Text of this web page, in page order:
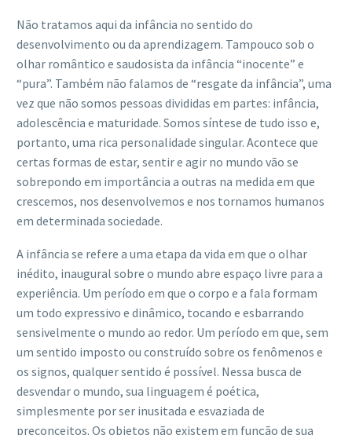
Não tratamos aqui da infância no sentido do
desenvolvimento ou da aprendizagem. Tampouco sob o
olhar romântico e saudosista da infância “inocente” e
“pura”. Também não falamos de “resgate da infância”, uma
vez que não somos pessoas divididas em partes: infância,
adolescência e maturidade. Somos síntese de tudo isso e,
portanto, uma rica personalidade singular. Acontece que
certas formas de estar, sentir e agir no mundo vão se
sobrepondo em importância a outras na medida em que
crescemos, nos desenvolvemos e nos tornamos humanos
em determinada sociedade.
A infância se refere a uma etapa da vida em que o olhar
inédito, inaugural sobre o mundo abre espaço livre para a
experiência. Um período em que o corpo e a fala formam
um todo expressivo e dinâmico, tocando e esbarrando
sensivelmente o mundo ao redor. Um período em que, sem
um sentido imposto ou construído sobre os fenômenos e
os signos, qualquer sentido é possível. Nessa busca de
desvendar o mundo, sua linguagem é poética,
simplesmente por ser inusitada e esvaziada de
preconceitos. Os objetos não existem em função de sua